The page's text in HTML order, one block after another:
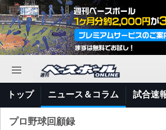
トップ ニュース＆コラム 試合速
プロ野球回顧録